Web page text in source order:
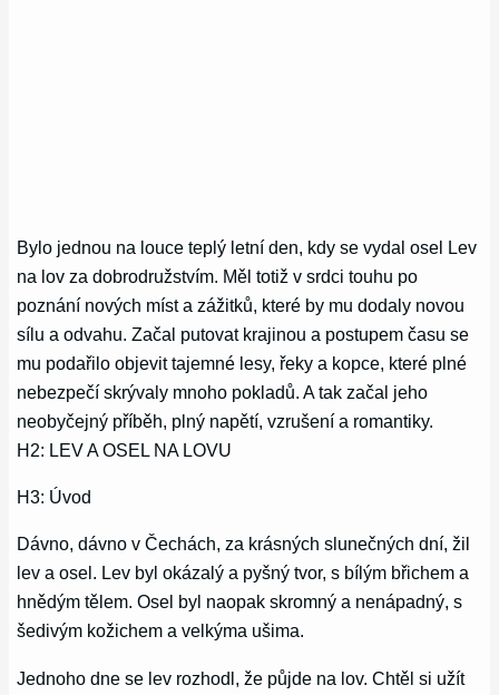
Bylo jednou na louce teplý letní den, kdy se vydal osel Lev
na lov za dobrodružstvím. Měl totiž v srdci touhu po
poznání nových míst a zážitků, které by mu dodaly novou
sílu a odvahu. Začal putovat krajinou a postupem času se
mu podařilo objevit tajemné lesy, řeky a kopce, které plné
nebezpečí skrývaly mnoho pokladů. A tak začal jeho
neobyčejný příběh, plný napětí, vzrušení a romantiky.
H2: LEV A OSEL NA LOVU
H3: Úvod
Dávno, dávno v Čechách, za krásných slunečných dní, žil
lev a osel. Lev byl okázalý a pyšný tvor, s bílým břichem a
hnědým tělem. Osel byl naopak skromný a nenápadný, s
šedivým kožichem a velkýma ušima.
Jednoho dne se lev rozhodl, že půjde na lov. Chtěl si užít